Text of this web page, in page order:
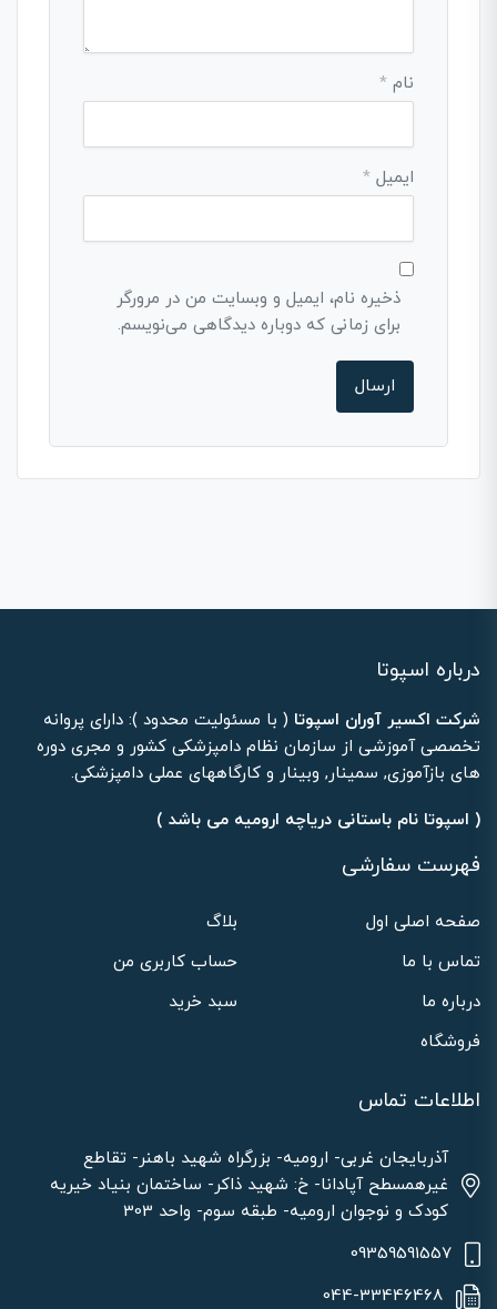
نام *
ایمیل *
ذخیره نام، ایمیل و وبسایت من در مرورگر
برای زمانی که دوباره دیدگاهی می‌نویسم.
درباره اسپوتا
شرکت اکسیر آوران اسپوتا ( با مسئولیت محدود ): دارای پروانه
تخصصی آموزشی از سازمان نظام دامپزشکی کشور و مجری دوره
های بازآموزی, سمینار, وبینار و کارگاههای عملی دامپزشکی.
( اسپوتا نام باستانی دریاچه ارومیه می باشد )
فهرست سفارشی
صفحه اصلی اول
بلاگ
تماس با ما
حساب کاربری من
درباره ما
سبد خرید
فروشگاه
اطلاعات تماس
آذربایجان غربی- ارومیه- بزرگراه شهید باهنر- تقاطع
غیرهمسطح آپادانا- خ: شهید ذاکر- ساختمان بنیاد خیریه
کودک و نوجوان ارومیه- طبقه سوم- واحد 303
09359591557
044-33446468